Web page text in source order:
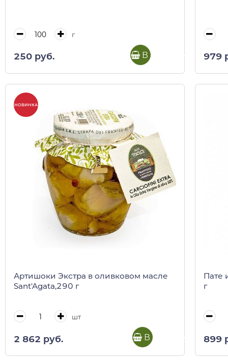
г
250 руб. В корзину 979
НОВИНКА
Артишоки Экстра в оливковом масле
Sant'Agata,290 г
шт
2 862 руб. В корзину
Пате
г
899